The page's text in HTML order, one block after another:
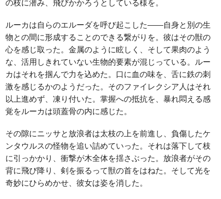
の枝に潜み、飛びかかろうとしている様を。
ルーカは自らのエルーダを呼び起こした――自身と別の生
物との間に形成することのできる繋がりを。彼はその獣の
心を感じ取った。金属のように眩しく、そして果肉のよう
な、活用しきれていない生物的要素が混じっている。ルー
カはそれを掴んで力を込めた。口に血の味を、舌に鉄の刺
激を感じるかのようだった。そのファイレクシア人はそれ
以上進めず、凍り付いた。掌握への抵抗を、暴れ悶える感
覚をルーカは頭蓋骨の内に感じた。
その隙にニッサと放浪者は太枝の上を前進し、負傷したケ
ンタウルスの怪物を追い詰めていった。それは落下して枝
に引っかかり、衝撃が木全体を揺さぶった。放浪者がその
背に飛び降り、剣を振るって獣の首をはねた。そして光を
奇妙にひらめかせ、彼女は姿を消した。